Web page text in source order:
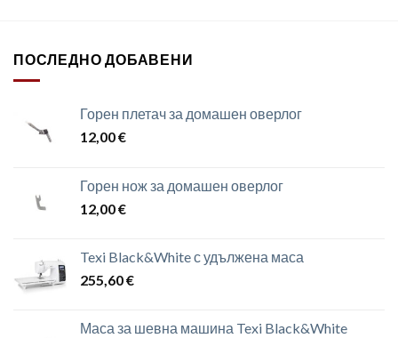
ПОСЛЕДНО ДОБАВЕНИ
Горен плетач за домашен оверлог
12,00€
Горен нож за домашен оверлог
12,00€
Texi Black&White с удължена маса
255,60€
Маса за шевна машина Texi Black&White